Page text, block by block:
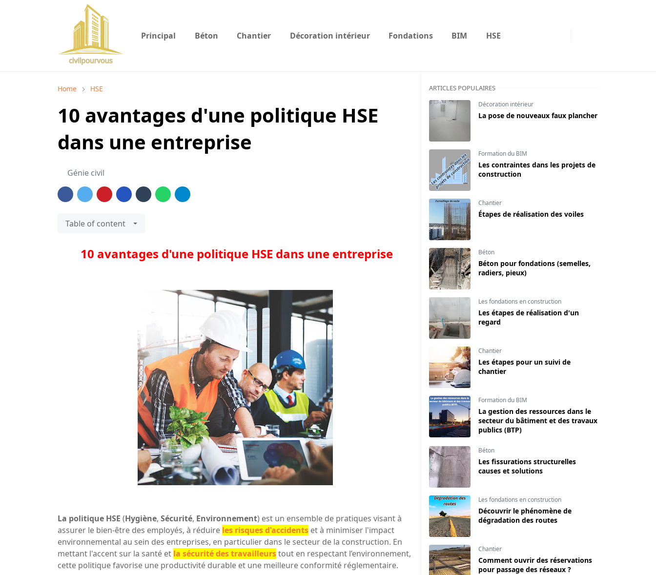
Principal Béton Chantier Décoration intérieur Fondations BIM HSE
Home HSE
10 avantages d'une politique HSE
dans une entreprise
Génie civil
Table of content
10 avantages d'une politique HSE dans une entreprise
La politique HSE (Hygiène, Sécurité, Environnement) est un ensemble de pratiques visant à
assurer le bien-être des employés, à réduire les risques d'accidents et à minimiser l'impact
environnemental au sein des entreprises, en particulier dans le secteur de la construction. En
mettant l'accent sur la santé et la sécurité des travailleurstout en respectant l’environnement,
cette politique favorise une productivité durable et une meilleure conformité réglementaire.
ARTICLES POPULAIRES
Décoration intérieur
La pose de nouveaux faux plancher
Formation du BIM
Les contraintes dans les projets de
construction
Chantier
Étapes de réalisation des voiles
Béton
Béton pour fondations (semelles,
radiers, pieux)
Les fondations en construction
Les étapes de réalisation d'un
regard
Chantier
Les étapes pour un suivi de
chantier
Formation du BIM
La gestion des ressources dans le
secteur du bâtiment et des travaux
publics (BTP)
Béton
Les fissurations structurelles
causes et solutions
Les fondations en construction
Découvrir le phénomène de
dégradation des routes
Chantier
Comment ouvrir des réservations
pour passage des réseaux ?